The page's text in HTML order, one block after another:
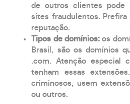
de outros clientes pode
sites fraudulentos.
reputação.
Tipos de domínios:os
Brasil, são os domínios
.com. Atenção especial
tenham essas
criminosos, usem
ou outros.